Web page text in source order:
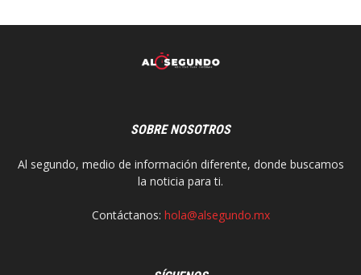
SOBRE NOSOTROS
Al segundo, medio de información diferente, donde buscamos
la noticia para ti.
Contáctanos: hola@alsegundo.mx